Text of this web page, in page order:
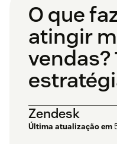
O que
atingir
vendas?
Zendesk
Última atualização em